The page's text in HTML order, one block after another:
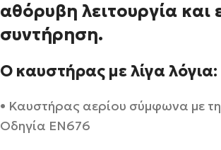
αθόρυβη λειτουργία και
συντήρηση.
Ο καυστήρας με λίγα λόγια:
• Καυστήρας αερίου σύμφωνα με
Οδηγία ΕΝ676